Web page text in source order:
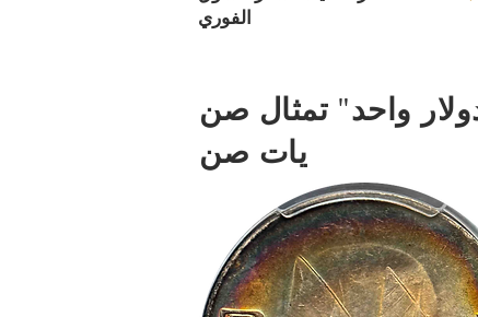
الفوري
فضية بقيمة دولار واحد" تمثال صن
يات صن